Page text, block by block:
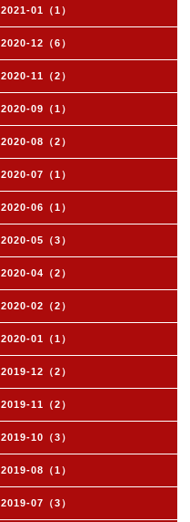
2021-01（1）
2020-12（6）
2020-11（2）
2020-09（1）
2020-08（2）
2020-07（1）
2020-06（1）
2020-05（3）
2020-04（2）
2020-02（2）
2020-01（1）
2019-12（2）
2019-11（2）
2019-10（3）
2019-08（1）
2019-07（3）